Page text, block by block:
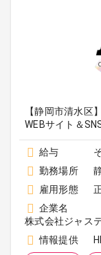
【静岡市清水区
WEBサイト＆
給与
勤務場所
雇用形態
企業名
株式会社ジャス
情報提供